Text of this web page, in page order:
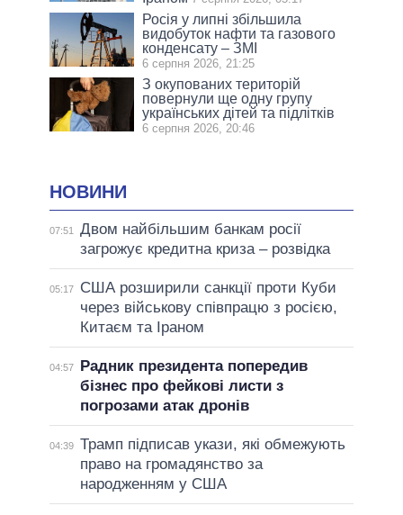
Росія у липні збільшила
видобуток нафти та газового
конденсату – ЗМІ
6 серпня 2026, 21:25
З окупованих територій
повернули ще одну групу
українських дітей та підлітків
6 серпня 2026, 20:46
НОВИНИ
07:51
Двом найбільшим банкам росії
загрожує кредитна криза – розвідка
05:17
США розширили санкції проти Куби
через військову співпрацю з росією,
Китаєм та Іраном
04:57
Радник президента попередив
бізнес про фейкові листи з
погрозами атак дронів
04:39 Трамп підписав укази, які обмежують
право на громадянство за
народженням у США